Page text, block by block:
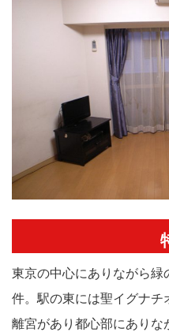
東京の中心にありながら緑
件。駅の東には聖イグナチ
離宮があり都心部にありな